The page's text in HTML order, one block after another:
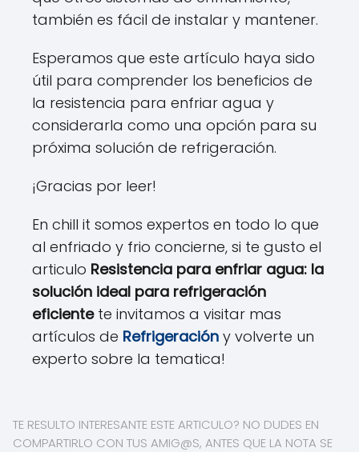
también es fácil de instalar y mantener.
Esperamos que este artículo haya sido
útil para comprender los beneficios de
la resistencia para enfriar agua y
considerarla como una opción para su
próxima solución de refrigeración.
¡Gracias por leer!
En chill it somos expertos en todo lo que
al enfriado y frio concierne, si te gusto el
articulo Resistencia para enfriar agua: la
solución ideal para refrigeración
eficientete invitamos a visitar mas
artículos de Refrigeración y volverte un
experto sobre la tematica!
TE RESULTO INTERESANTE ESTE ARTICULO? NO DUDES EN
COMPARTIRLO CON TUS AMIG@S, ANTES QUE LA NOTA SE